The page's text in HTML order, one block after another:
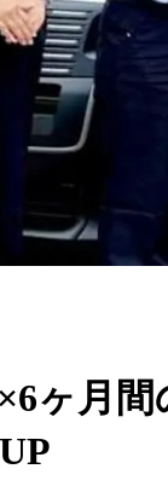
×6ヶ月